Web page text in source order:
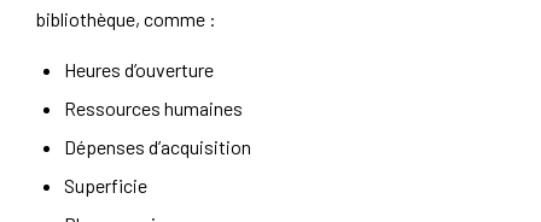
bibliothèque, comme :
Heures d’ouverture
Ressources humaines
Dépenses d’acquisition
Superficie